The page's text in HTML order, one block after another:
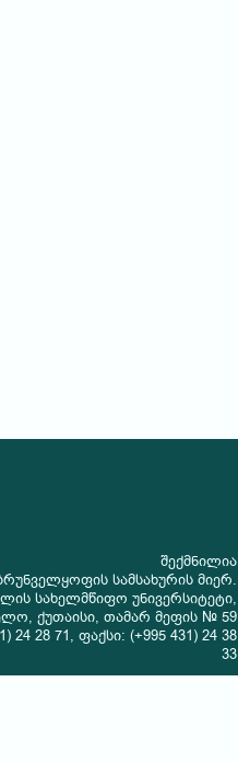
შექმნილია
სამსახურის მიერ.
სახელმწიფო უნივერსიტეტი,
ქუთაისი, თამარ მეფის № 59
24 28 71, ფაქსი: (+995 431) 24 38
33